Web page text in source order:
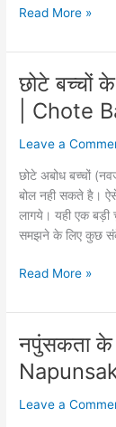
घुटनों
दर्द
का
योगासन
Remedies
and
Yoga
for
Knee
indi
Read More »
छोटे बच्चों
| Chote
Leave a
छोटे अबोध बच्चों
बोल नही सकते है।
लागये। यही एक बड़ी
समझने के लिए कुछ
छोटे
के
कैसे
जाने,
होते
Read More »
नपुंसकता के
Leave a